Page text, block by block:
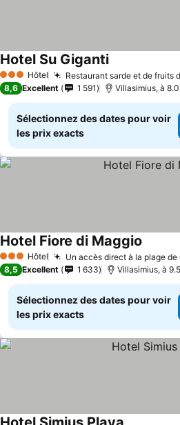
3 ÉtoilesHôtel Restaurant sarde et de fruits
Hotel Su Giganti
8,6 Excellent 1 591 Villasimius, à
Sélectionnez des dates pour voir
les prix exacts
3 ÉtoilesHôtel Un accès direct à la plage de
Hotel Fiore di Maggio
8,5 Excellent 1 633 Villasimius, à
Sélectionnez des dates pour voir
les prix exacts